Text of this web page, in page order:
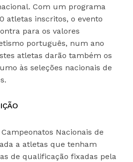
Com um programa
atletas inscritos, o evento
para os valores
português, num ano
atletas darão também os
às seleções nacionais de
Nacionais de
a atletas que tenham
de qualificação fixadas pela